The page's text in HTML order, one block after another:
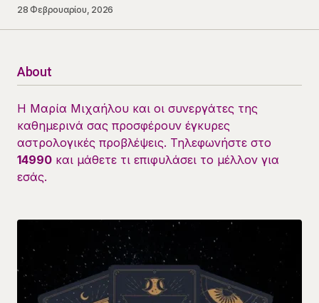
28 Φεβρουαρίου, 2026
About
Η Μαρία Μιχαήλου και οι συνεργάτες της
καθημερινά σας προσφέρουν έγκυρες
αστρολογικές προβλέψεις. Τηλεφωνήστε στο
14990 και μάθετε τι επιφυλάσει το μέλλον για
εσάς.